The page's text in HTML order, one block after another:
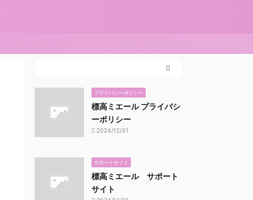
プライバシーポリシー
標高ミエール プライバシ
ーポリシー
2024/12/31
サポートサイト
標高ミエール サポート
サイト